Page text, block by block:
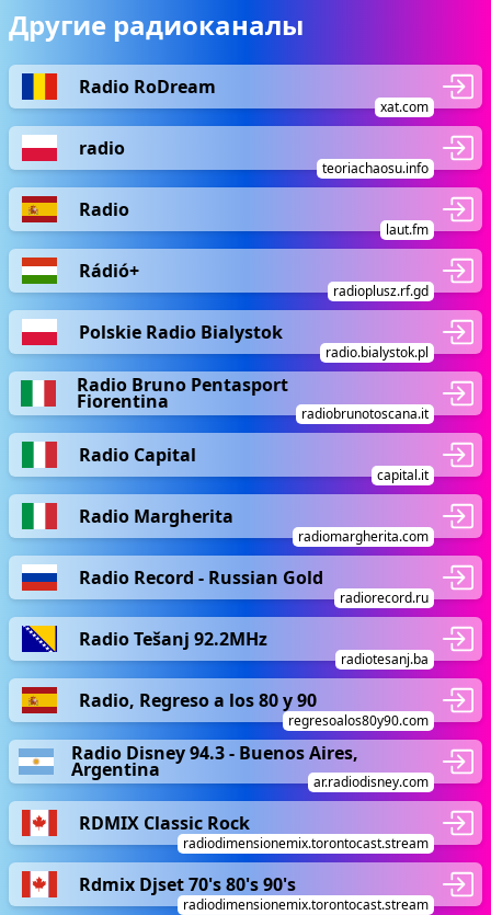
Другие радиоканалы
Radio RoDream
xat.com
radio
teoriachaosu.info
Radio
laut.fm
Rádió+
radioplusz.rf.gd
Polskie Radio Bialystok
radio.bialystok.pl
Radio Bruno Pentasport
Fiorentina
radiobrunotoscana.it
Radio Capital
capital.it
Radio Margherita
radiomargherita.com
Radio Record - Russian Gold
radiorecord.ru
Radio Tešanj 92.2MHz
radiotesanj.ba
Radio, Regreso a los 80 y 90
regresoalos80y90.com
Radio Disney 94.3 - Buenos Aires,
Argentina
ar.radiodisney.com
RDMIX Classic Rock
radiodimensionemix.torontocast.stream
Rdmix Djset 70's 80's 90's
radiodimensionemix.torontocast.stream